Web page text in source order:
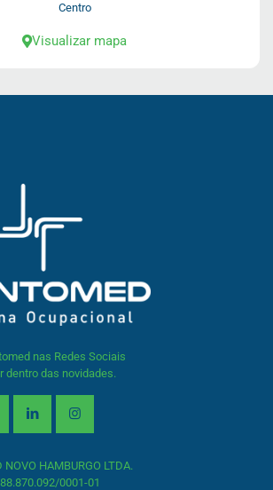
Centro
Visualizar mapa
nas Redes Sociais
dentro das novidades.
NOVO HAMBURGO LTDA.
0001-01